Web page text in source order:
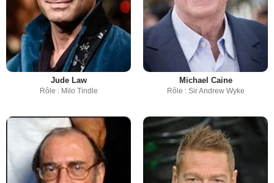
Jude Law
Rôle : Milo Tindle
Michael Caine
Rôle : Sir Andrew Wyke